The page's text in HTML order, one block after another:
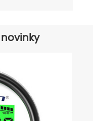
tlakoměr
potřeby ropy a